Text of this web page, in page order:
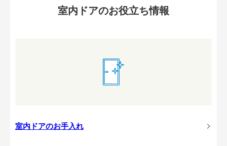
室内ドアのお役立ち情報
室内ドアのお手入れ